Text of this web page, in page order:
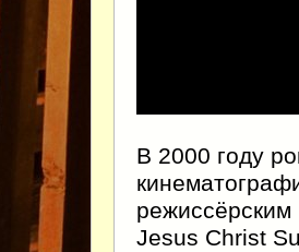
В 2000 году
Jesus Christ